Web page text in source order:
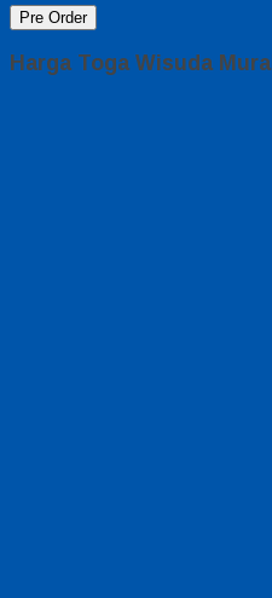
Pre Order
Harga Toga Wisuda